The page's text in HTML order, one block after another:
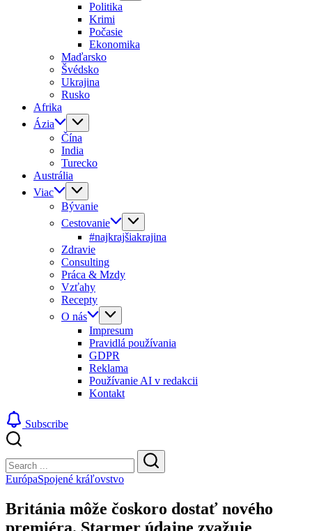
Politika
Krimi
Počasie
Ekonomika
Maďarsko
Švédsko
Ukrajina
Rusko
Afrika
Ázia
Čína
India
Turecko
Austrália
Viac
Bývanie
Cestovanie
#najkrajšiakrajina
Zdravie
Consulting
Práca & Mzdy
Vzťahy
Recepty
O nás
Impresum
Pravidlá používania
GDPR
Reklama
Používanie AI v redakcii
Kontakt
Subscribe
Search
Search
EurópaSpojené kráľovstvo
Británia môže čoskoro dostať nového